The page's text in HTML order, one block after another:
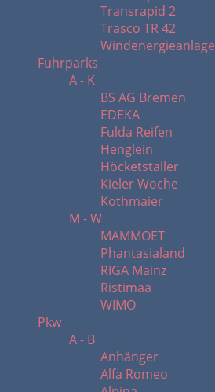
Transrapid 2
Trasco TR 42
Windenergieanlage
Fuhrparks
A - K
BS AG Bremen
EDEKA
Fulda Reifen
Henglein
Höcketstaller
Kieler Woche
Kothmaier
M - W
MAMMOET
Phantasialand
RIGA Mainz
Ristimaa
WIMO
Pkw
A - B
Anhänger
Alfa Romeo